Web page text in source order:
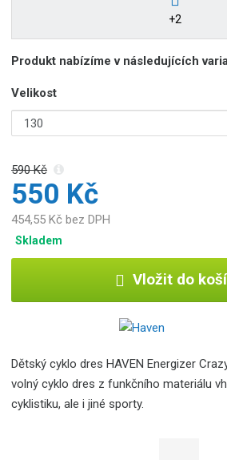
+2
Produkt nabízíme v následujících
Velikost
590 Kč
550 Kč
454,55 Kč bez DPH
Skladem
Vložit do
Dětský cyklo dres HAVEN Energizer
volný cyklo dres z funkčního materiálu
cyklistiku, ale i jiné sporty.